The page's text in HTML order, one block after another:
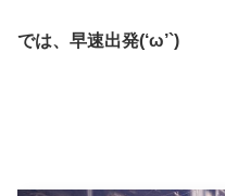
では、早速出発(‘ω’`)